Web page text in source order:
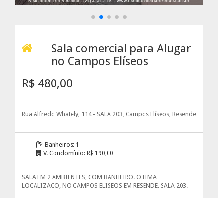
Sala comercial para Alugar
no Campos Elíseos
R$ 480,00
Rua Alfredo Whately, 114 - SALA 203, Campos Elíseos, Resende
Banheiros: 1
V. Condomínio: R$ 190,00
SALA EM 2 AMBIENTES, COM BANHEIRO. OTIMA
LOCALIZACO, NO CAMPOS ELISEOS EM RESENDE. SALA 203.